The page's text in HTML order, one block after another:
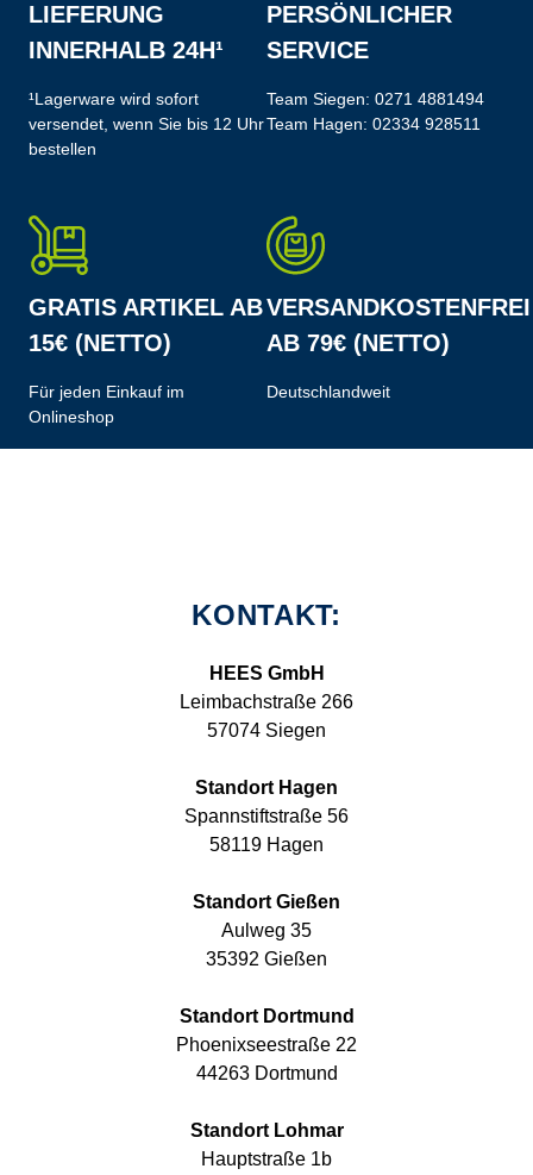
LIEFERUNG
INNERHALB 24H¹
¹Lagerware wird sofort
versendet, wenn Sie bis 12 Uhr
bestellen
PERSÖNLICHER
SERVICE
Team Siegen: 0271 4881494
Team Hagen: 02334 928511
GRATIS ARTIKEL AB
15€ (NETTO)
Für jeden Einkauf im
Onlineshop
VERSANDKOSTENFREI
AB 79€ (NETTO)
Deutschlandweit
KONTAKT:
HEES GmbH
Leimbachstraße 266
57074 Siegen
Standort Hagen
Spannstiftstraße 56
58119 Hagen
Standort Gießen
Aulweg 35
35392 Gießen
Standort Dortmund
Phoenixseestraße 22
44263 Dortmund
Standort Lohmar
Hauptstraße 1b